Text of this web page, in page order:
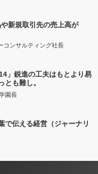
新規取引先の売上高が
コンサルティング社長
」鋭進の工夫はもとより易
とも難し。
園長
で伝える経営（ジャーナリ